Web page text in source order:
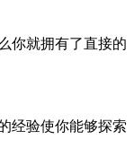
你就拥有了直接的
经验使你能够探索